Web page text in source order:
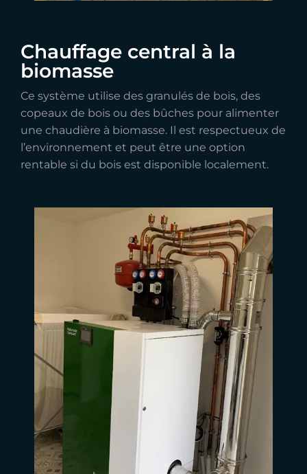
Chauffage central à la
biomasse
Ce système utilise des granulés de bois, des
copeaux de bois ou des bûches pour alimenter
une chaudière à biomasse. Il est respectueux de
l’environnement et peut être une option
rentable si du bois est disponible localement.